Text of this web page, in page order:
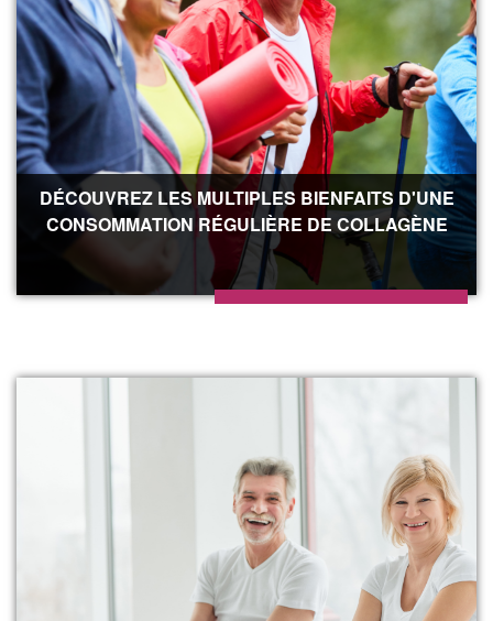
DÉCOUVREZ LES MULTIPLES BIENFAITS D'UNE
CONSOMMATION RÉGULIÈRE DE COLLAGÈNE